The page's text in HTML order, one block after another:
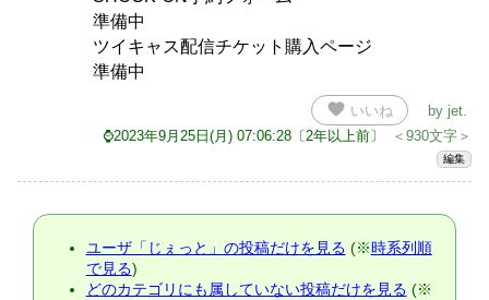
準備中
ツイキャス配信チケット購入ページ
準備中
favorite いいね by jet
⌚2023年9月25日(月) 07:06:28〔2年以上前〕
＜930文字＞
編集
ユーザ「じぇっと」の投稿だけを見る (※時系列順
で見る)
どのカテゴリにも属していない投稿だけを見る (※